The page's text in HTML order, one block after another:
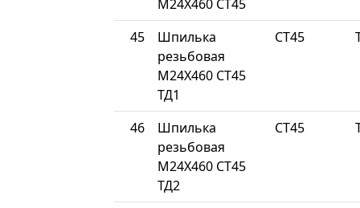
М24Х460 СТ45
45
Шпилька
резьбовая
М24Х460 СТ45
ТД1
СТ45
46
Шпилька
резьбовая
М24Х460 СТ45
ТД2
СТ45